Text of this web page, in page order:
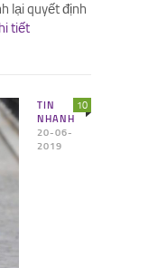
lại quyết định
tiết
TIN
NHANH
20-06-
2019
10